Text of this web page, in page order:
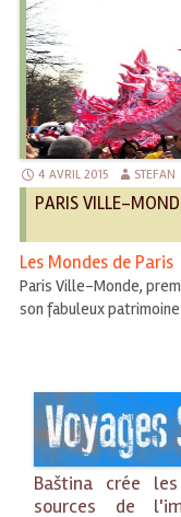
4 AVRIL 2015 STEFAN
PARIS VILLE-
Les Mondes de Paris
Paris Ville-Monde,
son fabuleux
Baština crée
sources de